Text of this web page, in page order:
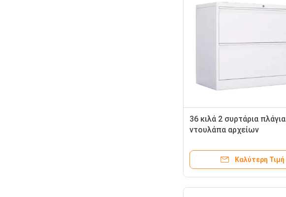
36 κιλά 2 συρτάρια πλάγια
ντουλάπα αρχείων
Καλύτερη Τιμή